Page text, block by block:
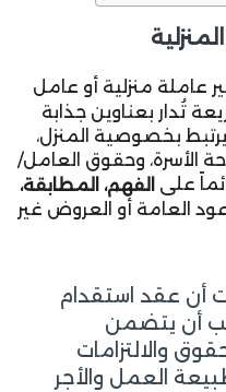
عاملة منزلية أو عامل
تُدار بعناوين جذابة
بخصوصية المنزل،
الأسرة، وحقوق العامل/
على الفهم، المطابقة،
العامة أو العروض غير
أن عقد استقدام
أن يتضمن
والالتزامات
العمل والأجر